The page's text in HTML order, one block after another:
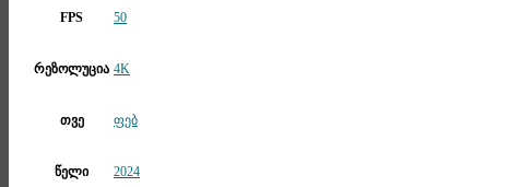
FPS 50
რეზოლუცია 4K
თვე ფებ
წელი 2024